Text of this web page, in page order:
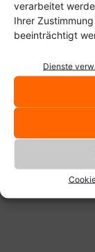
verarbeitet
Ihrer
beeinträchtigt
Dienste
Viel Spaß!